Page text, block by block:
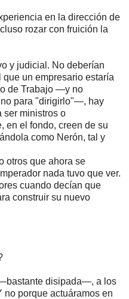
en la dirección de
rozar con fruición la
y judicial. No deberían
un empresario estaría
de Trabajo —y no
para "dirigirlo"—, hay
ser ministros o
en el fondo, creen de su
como Nerón, tal y
otros que ahora se
nada tuvo que ver.
cuando decían que
construir su nuevo
disipada—, a los
no porque actuáramos en